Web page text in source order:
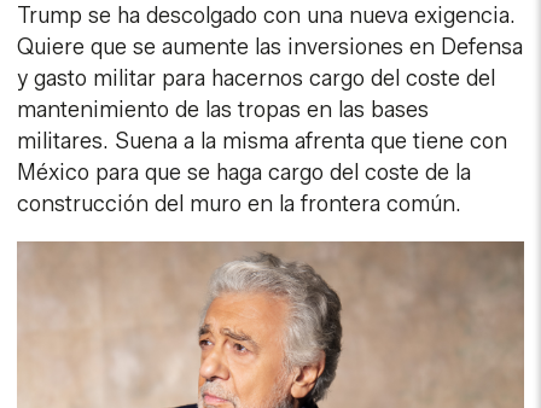
Trump se ha descolgado con una nueva exigencia.
Quiere que se aumente las inversiones en Defensa
y gasto militar para hacernos cargo del coste del
mantenimiento de las tropas en las bases
militares. Suena a la misma afrenta que tiene con
México para que se haga cargo del coste de la
construcción del muro en la frontera común.